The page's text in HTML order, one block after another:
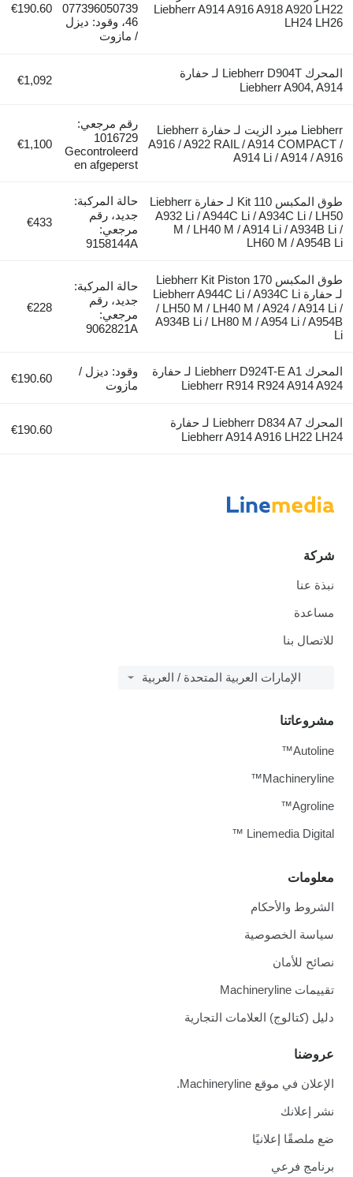
Liebherr A914 A916 A918 A920 LH22
LH24 LH26
077396050739
46، وقود: ديزل
/ مازوت
€190.60
المحرك Liebherr D904T لـ حفارة
Liebherr A904, A914
€1,092
Liebherr مبرد الزيت لـ حفارة Liebherr
A916 / A922 RAIL / A914 COMPACT /
A914 Li / A914 / A916
رقم مرجعي:
1016729
Gecontroleerd
en afgeperst
€1,100
طوق المكبس Kit 110 لـ حفارة Liebherr
A932 Li / A944C Li / A934C Li / LH50
M / LH40 M / A914 Li / A934B Li /
LH60 M / A954B Li
حالة المركبة:
جديد، رقم
مرجعي:
9158144A
€433
طوق المكبس Liebherr Kit Piston 170
لـ حفارة Liebherr A944C Li / A934C Li
/ LH50 M / LH40 M / A924 / A914 Li /
A934B Li / LH80 M / A954 Li / A954B
Li
حالة المركبة:
جديد، رقم
مرجعي:
9062821A
€228
المحرك Liebherr D924T-E A1 لـ حفارة
Liebherr R914 R924 A914 A924
وقود: ديزل /
مازوت
€190.60
المحرك Liebherr D834 A7 لـ حفارة
Liebherr A914 A916 LH22 LH24
€190.60
شركة
نبذة عنا
مساعدة
للاتصال بنا
الإمارات العربية المتحدة / العربية
معلومات
الشروط والأحكام
سياسة الخصوصية
نصائح للأمان
تقييمات Machineryline
دليل (كتالوج) العلامات التجارية
عروضنا
الإعلان في موقع Machineryline.
نشر إعلانك
ضع ملصقًا إعلانيًا
برنامج فرعي
مشروعاتنا
Autoline™
Machineryline™
Agroline™
Linemedia Digital ™